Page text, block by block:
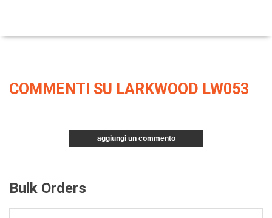
COMMENTI SU LARKWOOD LW053
aggiungi un commento
Bulk Orders